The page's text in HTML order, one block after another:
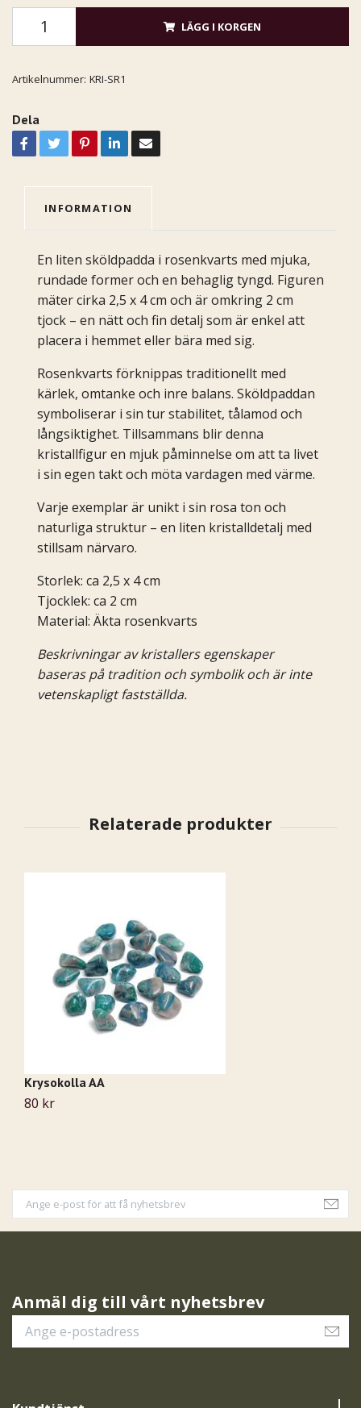
LÄGG I KORGEN
Artikelnummer: KRI-SR1
Dela
INFORMATION
En liten sköldpadda i rosenkvarts med mjuka,
rundade former och en behaglig tyngd. Figuren
mäter cirka 2,5 x 4 cm och är omkring 2 cm
tjock – en nätt och fin detalj som är enkel att
placera i hemmet eller bära med sig.
Rosenkvarts förknippas traditionellt med
kärlek, omtanke och inre balans. Sköldpaddan
symboliserar i sin tur stabilitet, tålamod och
långsiktighet. Tillsammans blir denna
kristallfigur en mjuk påminnelse om att ta livet
i sin egen takt och möta vardagen med värme.
Varje exemplar är unikt i sin rosa ton och
naturliga struktur – en liten kristalldetalj med
stillsam närvaro.
Storlek: ca 2,5 x 4 cm
Tjocklek: ca 2 cm
Material: Äkta rosenkvarts
Beskrivningar av kristallers egenskaper
baseras på tradition och symbolik och är inte
vetenskapligt fastställda.
Krysokolla AA
80 kr
Anmäl dig till vårt nyhetsbrev